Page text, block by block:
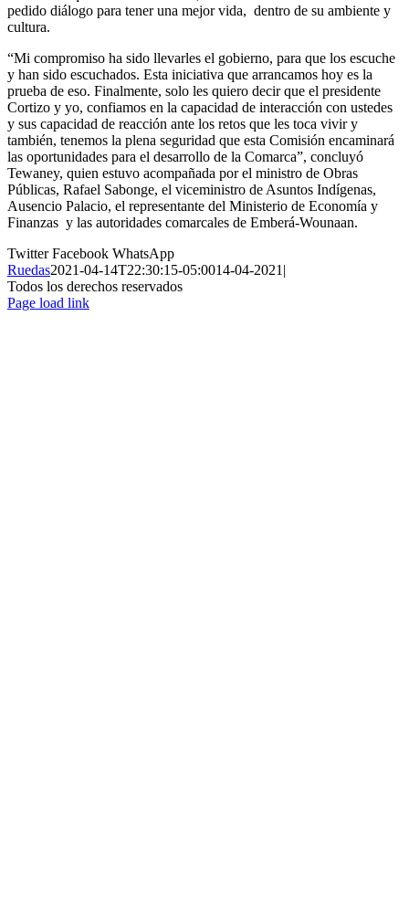
pedido diálogo para tener una mejor vida, dentro de su ambiente y
cultura.
“Mi compromiso ha sido llevarles el gobierno, para que los escuche
y han sido escuchados. Esta iniciativa que arrancamos hoy es la
prueba de eso. Finalmente, solo les quiero decir que el presidente
Cortizo y yo, confiamos en la capacidad de interacción con ustedes
y sus capacidad de reacción ante los retos que les toca vivir y
también, tenemos la plena seguridad que esta Comisión encaminará
las oportunidades para el desarrollo de la Comarca”, concluyó
Tewaney, quien estuvo acompañada por el ministro de Obras
Públicas, Rafael Sabonge, el viceministro de Asuntos Indígenas,
Ausencio Palacio, el representante del Ministerio de Economía y
Finanzas y las autoridades comarcales de Emberá-Wounaan.
TwitterFacebook WhatsApp
Ruedas2021-04-14T22:30:15-05:0014-04-2021|
Todos los derechos reservados
Page load link